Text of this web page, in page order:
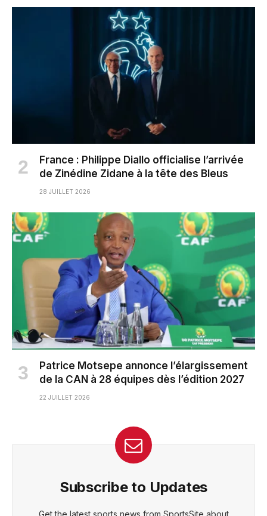
France : Philippe Diallo officialise l’arrivée
de Zinédine Zidane à la tête des Bleus
28 JUILLET 2026
Patrice Motsepe annonce l’élargissement
de la CAN à 28 équipes dès l’édition 2027
22 JUILLET 2026
Subscribe to Updates
Get the latest sports news from SportsSite about